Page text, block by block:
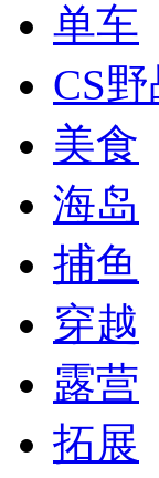
单车
CS
美食
海岛
捕鱼
穿越
露营
拓展